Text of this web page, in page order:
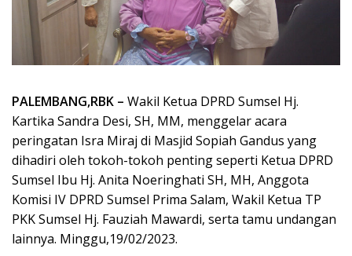
PALEMBANG,RBK – Wakil Ketua DPRD Sumsel Hj.
Kartika Sandra Desi, SH, MM, menggelar acara
peringatan Isra Miraj di Masjid Sopiah Gandus yang
dihadiri oleh tokoh-tokoh penting seperti Ketua DPRD
Sumsel Ibu Hj. Anita Noeringhati SH, MH, Anggota
Komisi IV DPRD Sumsel Prima Salam, Wakil Ketua TP
PKK Sumsel Hj. Fauziah Mawardi, serta tamu undangan
lainnya. Minggu,19/02/2023.